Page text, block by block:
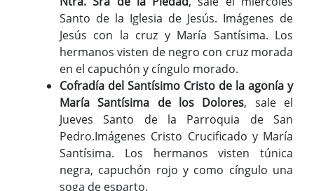
Santo de la Iglesia de Jesús. Imágenes de
Jesús con la cruz y María Santísima. Los
hermanos visten de negro con cruz morada
en el capuchón y cíngulo morado.
Cofradía del Santísimo Cristo de la agonía y
María Santísima de los Dolores, sale el
Jueves Santo de la Parroquia de San
Pedro.Imágenes Cristo Crucificado y María
Santísima. Los hermanos visten túnica
negra, capuchón rojo y como cíngulo una
soga de esparto.